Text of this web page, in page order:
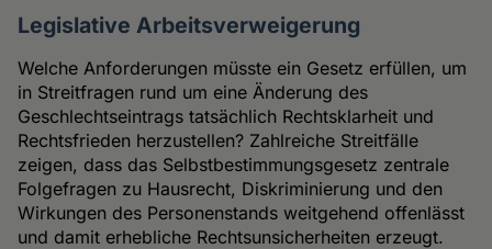
Legislative Arbeitsverweigerung
Welche Anforderungen müsste ein Gesetz erfüllen, um
in Streitfragen rund um eine Änderung des
Geschlechtseintrags tatsächlich Rechtsklarheit und
Rechtsfrieden herzustellen? Zahlreiche Streitfälle
zeigen, dass das Selbstbestimmungsgesetz zentrale
Folgefragen zu Hausrecht, Diskriminierung und den
Wirkungen des Personenstands weitgehend offenlässt
und damit erhebliche Rechtsunsicherheiten erzeugt.